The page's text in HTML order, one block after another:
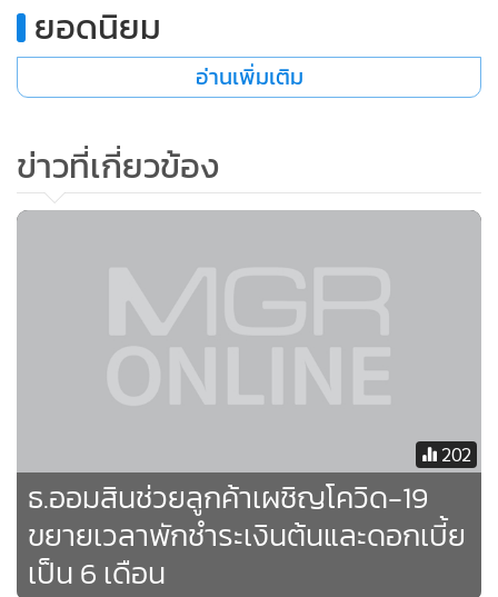
ชำระเงินต้นและดอกเบี้ยดังกล่าวนี้แล้ว ให้ลูกค้าชำระงวดค้าง
เดิมก่อนเข้ามาตรการ (ถ้ามี) แล้วจึงผ่อนชำระเงินงวดในเงื่อนไข
เดิมตามสัญญาปกติหรือสัญญาปรับปรุงโครงสร้างหนี้ก่อนหน้า
แต่อย่างไรก็ตาม หากลูกค้ายังคงไม่สามารถชำระได้ ให้เข้าร่วม
มาตรการพักชำระเงินต้นได้อีก 2 ปีที่ธนาคารฯ ได้ประกาศไป
ยอดนิยม
อ่านเพิ่มเติม
ข่าวที่เกี่ยวข้อง
202
ธ.ออมสินช่วยลูกค้าเผชิญโควิด-19
ขยายเวลาพักชำระเงินต้นและดอกเบี้ย
เป็น 6 เดือน